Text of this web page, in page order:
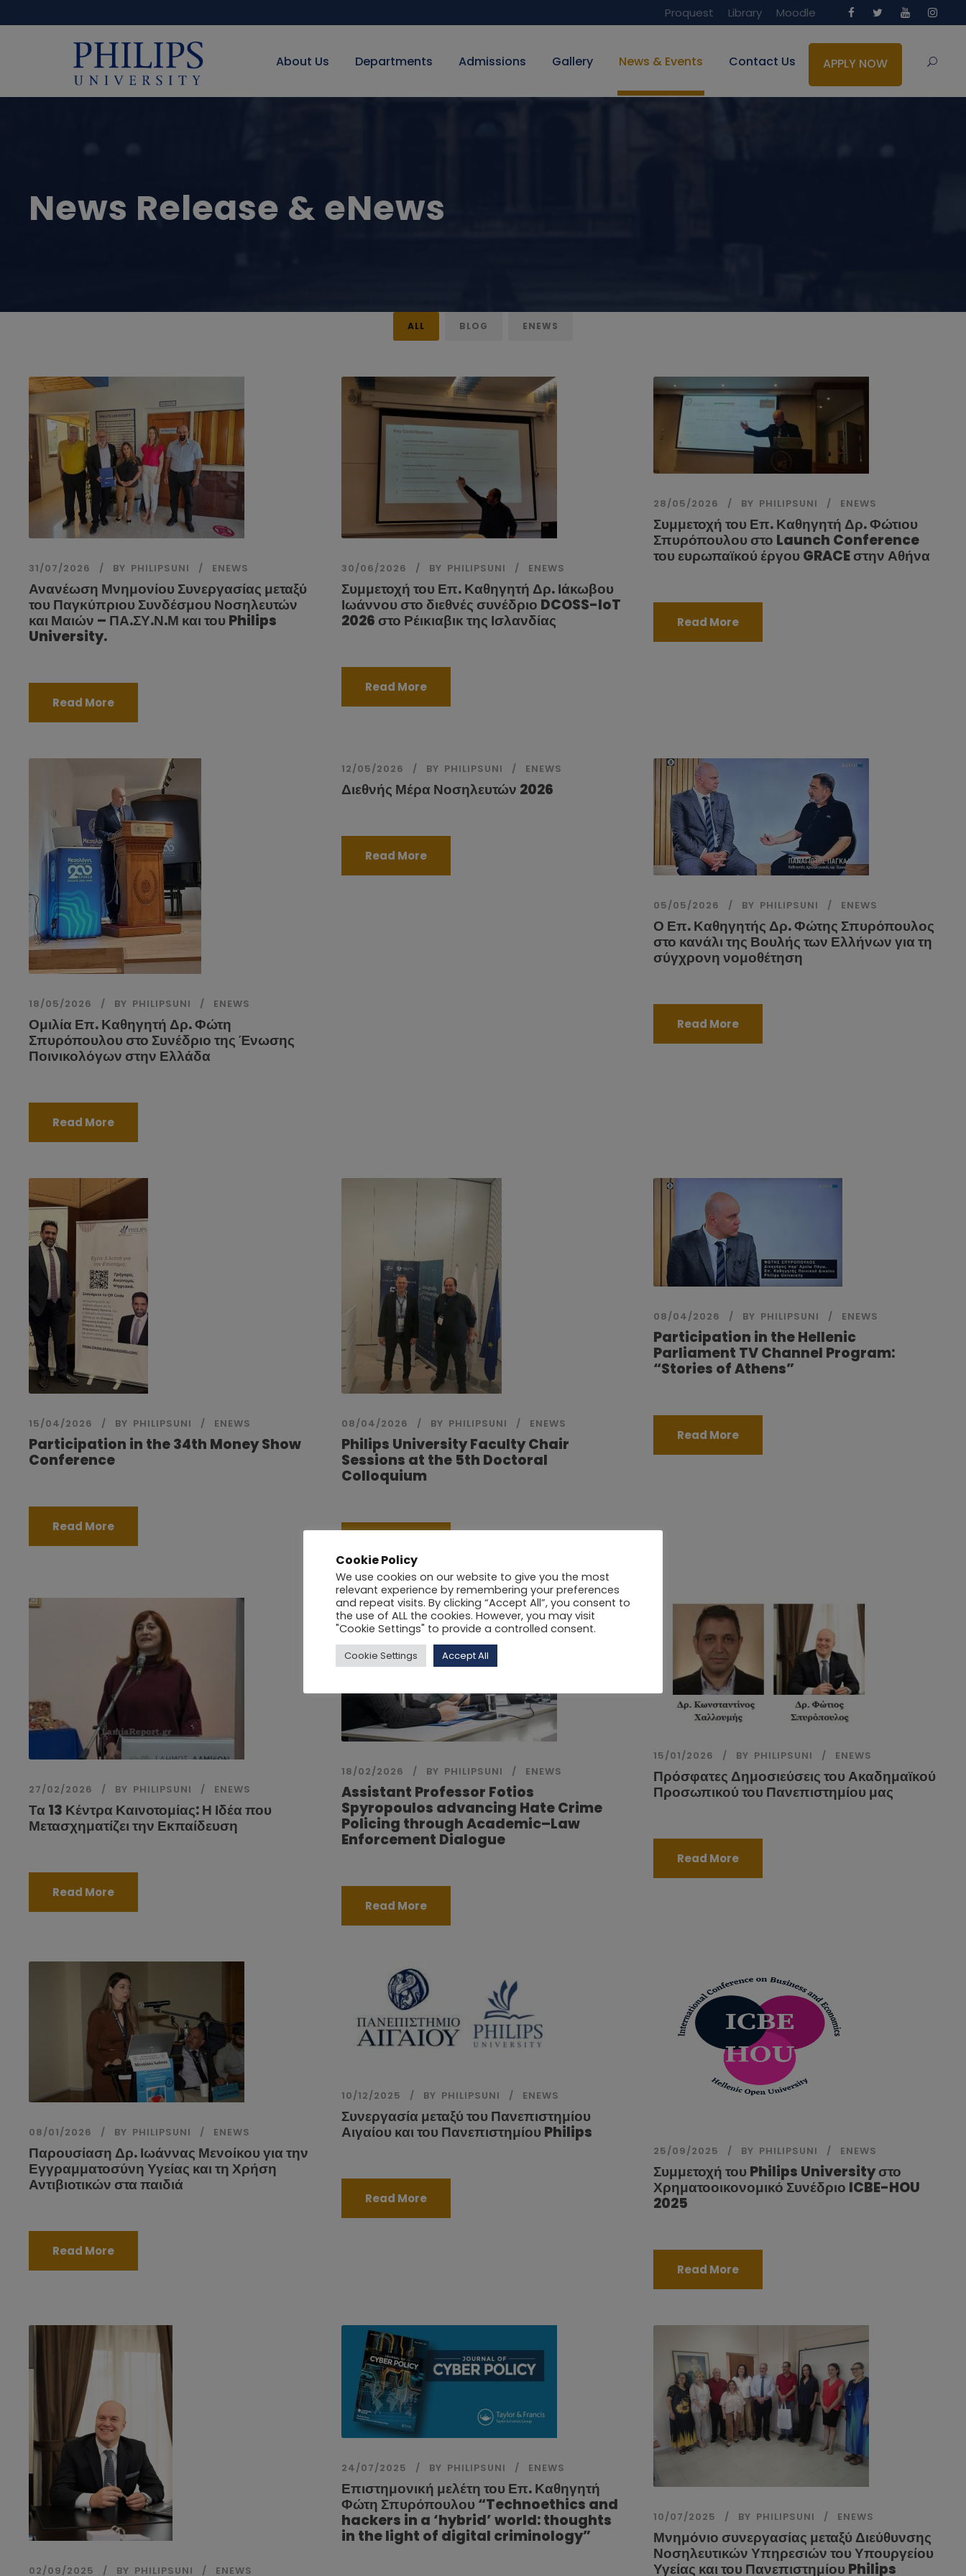
Proquest Library Moodle
About Us Departments Admissions Gallery News & Events Contact Us APPLY NOW
News Release & eNews
ALL BLOG ENEWS
31/07/2026 BY PHILIPSUNI ENEWS
Ανανέωση Μνημονίου Συνεργασίας μεταξύ
του Παγκύπριου Συνδέσμου Νοσηλευτών
και Μαιών – ΠΑ.ΣΥ.Ν.Μ και του Philips
University.
Read More
30/06/2026 BY PHILIPSUNI ENEWS
Συμμετοχή του Επ. Καθηγητή Δρ. Ιάκωβου
Ιωάννου στο διεθνές συνέδριο DCOSS-IoT
2026 στο Ρέικιαβικ της Ισλανδίας
Read More
28/05/2026 BY PHILIPSUNI ENEWS
Συμμετοχή του Επ. Καθηγητή Δρ. Φώτιου
Σπυρόπουλου στο Launch Conference
του ευρωπαϊκού έργου GRACE στην Αθήνα
Read More
18/05/2026 BY PHILIPSUNI ENEWS
Ομιλία Επ. Καθηγητή Δρ. Φώτη
Σπυρόπουλου στο Συνέδριο της Ένωσης
Ποινικολόγων στην Ελλάδα
Read More
12/05/2026 BY PHILIPSUNI ENEWS
Διεθνής Μέρα Νοσηλευτών 2026
Read More
05/05/2026 BY PHILIPSUNI ENEWS
Ο Επ. Καθηγητής Δρ. Φώτης Σπυρόπουλος
στο κανάλι της Βουλής των Ελλήνων για τη
σύγχρονη νομοθέτηση
Read More
15/04/2026 BY PHILIPSUNI ENEWS
Participation in the 34th Money Show
Conference
Read More
08/04/2026 BY PHILIPSUNI ENEWS
Philips University Faculty Chair
Sessions at the 5th Doctoral
Colloquium
08/04/2026 BY PHILIPSUNI ENEWS
Participation in the Hellenic
Parliament TV Channel Program:
“Stories of Athens”
Read More
27/02/2026 BY PHILIPSUNI ENEWS
Τα 13 Κέντρα Καινοτομίας: Η Ιδέα που
Μετασχηματίζει την Εκπαίδευση
Read More
18/02/2026 BY PHILIPSUNI ENEWS
Assistant Professor Fotios
Spyropoulos advancing Hate Crime
Policing through Academic–Law
Enforcement Dialogue
Read More
15/01/2026 BY PHILIPSUNI ENEWS
Πρόσφατες Δημοσιεύσεις του Ακαδημαϊκού
Προσωπικού του Πανεπιστημίου μας
Read More
08/01/2026 BY PHILIPSUNI ENEWS
Παρουσίαση Δρ. Ιωάννας Μενοίκου για την
Εγγραμματοσύνη Υγείας και τη Χρήση
Αντιβιοτικών στα παιδιά
Read More
10/12/2025 BY PHILIPSUNI ENEWS
Συνεργασία μεταξύ του Πανεπιστημίου
Αιγαίου και του Πανεπιστημίου Philips
Read More
25/09/2025 BY PHILIPSUNI ENEWS
Συμμετοχή του Philips University στο
Χρηματοοικονομικό Συνέδριο ICBE-HOU
2025
Read More
02/09/2025 BY PHILIPSUNI ENEWS
24/07/2025 BY PHILIPSUNI ENEWS
Επιστημονική μελέτη του Επ. Καθηγητή
Φώτη Σπυρόπουλου “Technoethics and
hackers in a ‘hybrid’ world: thoughts
in the light of digital criminology”
10/07/2025 BY PHILIPSUNI ENEWS
Μνημόνιο συνεργασίας μεταξύ Διεύθυνσης
Νοσηλευτικών Υπηρεσιών του Υπουργείου
Υγείας και του Πανεπιστημίου Philips
Cookie Policy
We use cookies on our website to give you the most
relevant experience by remembering your preferences
and repeat visits. By clicking “Accept All”, you consent to
the use of ALL the cookies. However, you may visit
"Cookie Settings" to provide a controlled consent.
Cookie Settings Accept All